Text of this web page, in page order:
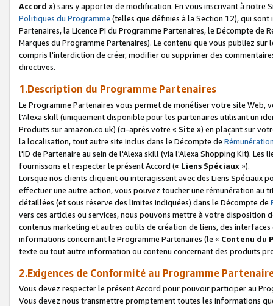
Accord ») sans y apporter de modification. En vous inscrivant à notre
Politiques du Programme (telles que définies à la Section 12), qui
Partenaires, la Licence PI du Programme Partenaires, le Décompte de
Marques du Programme Partenaires). Le contenu que vous publiez
compris l'interdiction de créer, modifier ou supprimer des
directives.
1.Description du Programme Partenaires
Le Programme Partenaires vous permet de monétiser votre site Web,
l'Alexa skill (uniquement disponible pour les partenaires utilisant un
Produits sur amazon.co.uk) (ci-après votre « Site ») en plaçant sur
la localisation, tout autre site inclus dans le Décompte de
l'ID de Partenaire au sein de l'Alexa skill (via l'Alexa Shopping Kit).
fournissons et respecter le présent Accord (« Liens Spéciaux»).
Lorsque nos clients cliquent ou interagissent avec des Liens Spéciaux
effectuer une autre action, vous pouvez toucher une rémunération
détaillées (et sous réserve des limites indiquées) dans le Décompte de
vers ces articles ou services, nous pouvons mettre à votre disposition
contenus marketing et autres outils de création de liens, des
informations concernant le Programme Partenaires (le « Contenu du
texte ou tout autre information ou contenu concernant des produits
2.Exigences de Conformité au Programme
Vous devez respecter le présent Accord pour pouvoir participer au
Vous devez nous transmettre promptement toutes les informations